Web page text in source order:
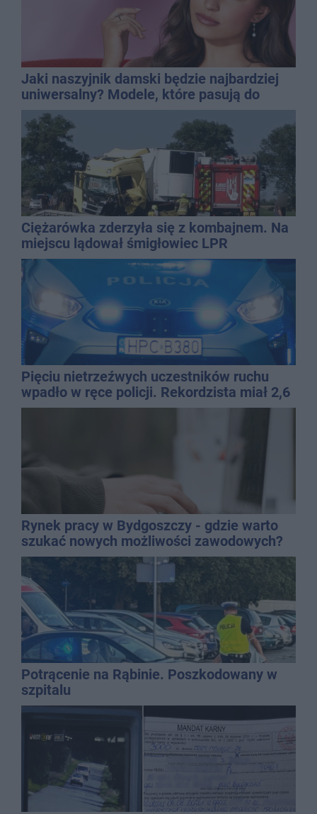
Jaki naszyjnik damski będzie najbardziej
uniwersalny? Modele, które pasują do
wielu stylizacji
Ciężarówka zderzyła się z kombajnem. Na
miejscu lądował śmigłowiec LPR
Pięciu nietrzeźwych uczestników ruchu
wpadło w ręce policji. Rekordzista miał 2,6
promila
Rynek pracy w Bydgoszczy - gdzie warto
szukać nowych możliwości zawodowych?
Potrącenie na Rąbinie. Poszkodowany w
szpitalu